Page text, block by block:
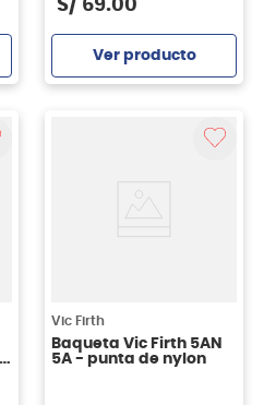
S/ 69.00
Ver producto
Vic Firth
Baqueta Vic Firth 5AN
5A - punta de nylon